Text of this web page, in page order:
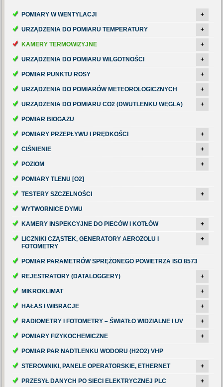
POMIARY W WENTYLACJI +
URZĄDZENIA DO POMIARU TEMPERATURY +
KAMERY TERMOWIZYJNE +
URZĄDZENIA DO POMIARU WILGOTNOŚCI +
POMIAR PUNKTU ROSY +
URZĄDZENIA DO POMIARÓW METEOROLOGICZNYCH +
URZĄDZENIA DO POMIARU CO2 (DWUTLENKU WĘGLA) +
POMIAR BIOGAZU
POMIARY PRZEPŁYWU I PRĘDKOŚCI +
CIŚNIENIE +
POZIOM +
POMIARY TLENU [O2]
TESTERY SZCZELNOŚCI +
WYTWORNICE DYMU
KAMERY INSPEKCYJNE DO PIECÓW I KOTŁÓW +
LICZNIKI CZĄSTEK, GENERATORY AEROZOLU I
FOTOMETRY
+
POMIAR PARAMETRÓW SPRĘŻONEGO POWIETRZA ISO 8573
REJESTRATORY (DATALOGGERY) +
MIKROKLIMAT +
HAŁAS I WIBRACJE +
RADIOMETRY I FOTOMETRY – ŚWIATŁO WIDZIALNE I UV +
POMIARY FIZYKOCHEMICZNE +
POMIAR PAR NADTLENKU WODORU (H2O2) VHP
STEROWNIKI, PANELE OPERATORSKIE, ETHERNET +
PRZESYŁ DANYCH PO SIECI ELEKTRYCZNEJ PLC +